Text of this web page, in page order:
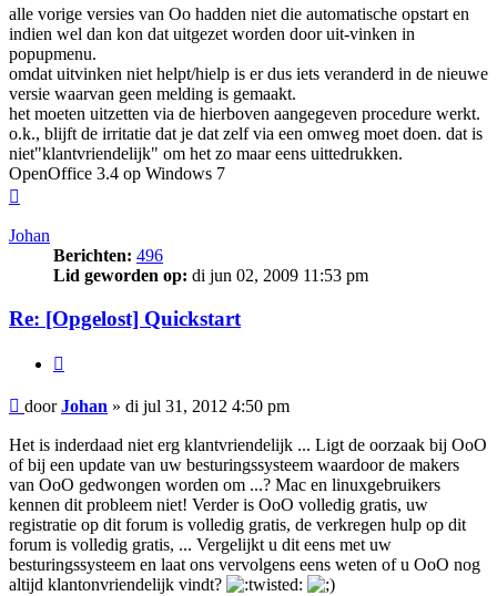
alle vorige versies van Oo hadden niet die automatische opstart en
indien wel dan kon dat uitgezet worden door uit-vinken in
popupmenu.
omdat uitvinken niet helpt/hielp is er dus iets veranderd in de nieuwe
versie waarvan geen melding is gemaakt.
het moeten uitzetten via de hierboven aangegeven procedure werkt.
o.k., blijft de irritatie dat je dat zelf via een omweg moet doen. dat is
niet"klantvriendelijk" om het zo maar eens uittedrukken.
OpenOffice 3.4 op Windows 7
Johan
Berichten: 496
Lid geworden op: di jun 02, 2009 11:53 pm
Re: [Opgelost] Quickstart
Bericht
doorJohan » di jul 31, 2012 4:50 pm
Het is inderdaad niet erg klantvriendelijk ... Ligt de oorzaak bij OoO
of bij een update van uw besturingssysteem waardoor de makers
van OoO gedwongen worden om ...? Mac en linuxgebruikers
kennen dit probleem niet! Verder is OoO volledig gratis, uw
registratie op dit forum is volledig gratis, de verkregen hulp op dit
forum is volledig gratis, ... Vergelijkt u dit eens met uw
besturingssysteem en laat ons vervolgens eens weten of u OoO nog
altijd klantonvriendelijk vindt?